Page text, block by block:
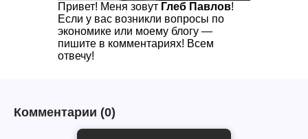
Привет! Меня зовут Глеб Павлов!
Если у вас возникли вопросы по
экономике или моему блогу —
пишите в комментариях! Всем
отвечу!
Комментарии (0)